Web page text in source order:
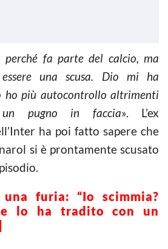
perché fa parte del calcio, ma
una scusa. Dio mi ha
ho più autocontrollo altrimenti
pugno in faccia». L’ex
ha poi fatto sapere che
si è prontamente scusato
furia: “Io scimmia?
lo ha tradito con un